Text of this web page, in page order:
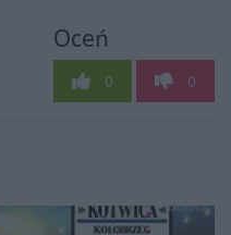
Oceń
0 0